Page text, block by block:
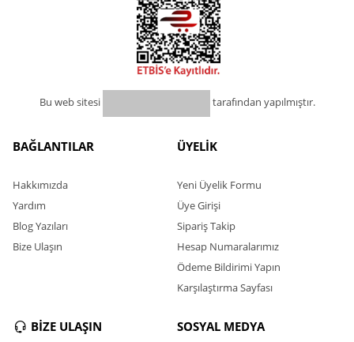
Bu web sitesi tarafından yapılmıştır.
BAĞLANTILAR
Hakkımızda
Yardım
Blog Yazıları
Bize Ulaşın
ÜYELİK
Yeni Üyelik Formu
Üye Girişi
Sipariş Takip
Hesap Numaralarımız
Ödeme Bildirimi Yapın
Karşılaştırma Sayfası
BİZE ULAŞIN SOSYAL MEDYA